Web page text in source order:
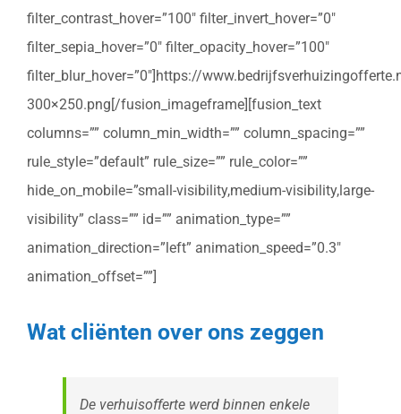
filter_contrast_hover=”100″ filter_invert_hover=”0″
filter_sepia_hover=”0″ filter_opacity_hover=”100″
filter_blur_hover=”0″]https://
300×250.png[/fusion_imageframe][fusion_text
columns=”” column_min_width=”” column_spacing=””
rule_style=”default” rule_size=”” rule_color=””
hide_on_mobile=”small-visibility,medium-visibility,large-
visibility” class=”” id=”” animation_type=””
animation_direction=”left” animation_speed=”0.3″
animation_offset=””]
Wat cliënten over ons zeggen
De verhuisofferte werd binnen enkele